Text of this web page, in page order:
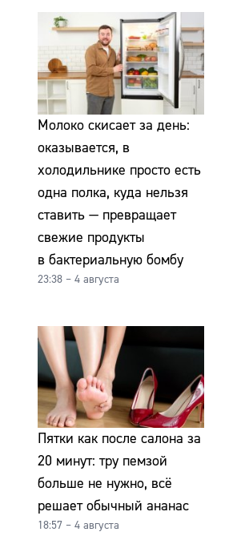
Молоко скисает за день:
оказывается, в
холодильнике просто есть
одна полка, куда нельзя
ставить — превращает
свежие продукты
в бактериальную бомбу
23:38 – 4 августа
Пятки как после салона за
20 минут: тру пемзой
больше не нужно, всё
решает обычный ананас
18:57 – 4 августа